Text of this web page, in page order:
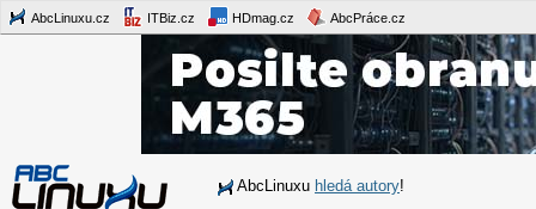
AbcLinuxu.cz ITBiz.cz HDmag.cz AbcPráce.cz
AbcLinuxu hledá autory!